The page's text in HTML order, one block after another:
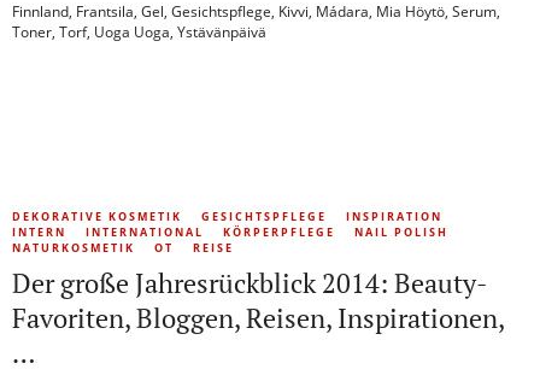
Finnland, Frantsila, Gel, Gesichtspflege, Kivvi, Mádara, Mia Höytö, Serum,
Toner, Torf, Uoga Uoga, Ystävänpäivä
DEKORATIVE KOSMETIK GESICHTSPFLEGE
INSPIRATION
INTERN
INTERNATIONAL KÖRPERPFLEGE
NAIL POLISH
NATURKOSMETIK
OT REISE
Der große Jahresrückblick 2014: Beauty-
Favoriten, Bloggen, Reisen, Inspirationen,
…